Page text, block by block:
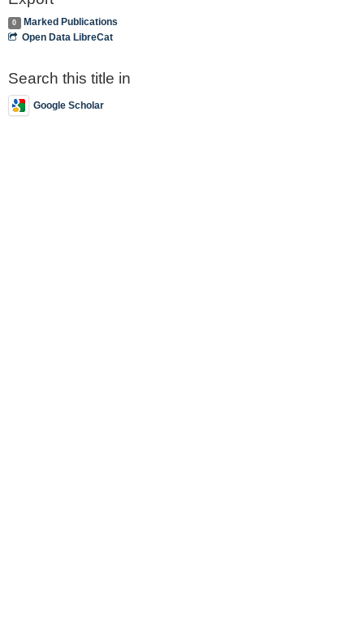
0
Marked Publications
Open Data LibreCat
Search this title in
Google Scholar